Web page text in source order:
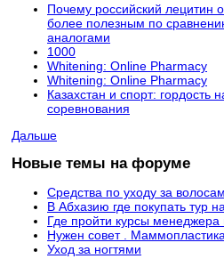
Почему российский лецитин
более полезным по
аналогами
1000
Whitening: Online Pharmacy
Whitening: Online Pharmacy
Казахстан и спорт: гордость
соревнования
Дальше
Новые темы на форуме
Средства по уходу за
В Абхазию где покупать тур
Где пройти курсы менеджера
Нужен совет . Маммопластика
Уход за ногтями